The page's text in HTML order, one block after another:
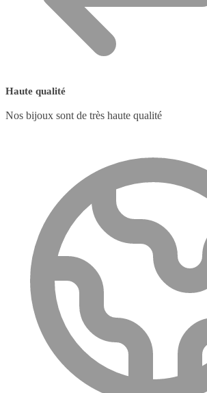
Haute qualité
Nos bijoux sont de très haute qualité